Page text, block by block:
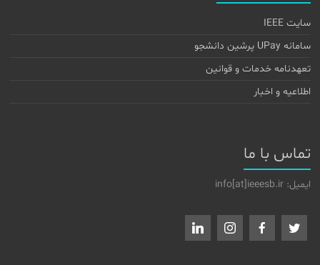
سایت IEEE
سامانه UPay پرشین دانشجو
تعهدنامه خدمات و قوانین
اطلاعیه و اخبار
تماس با ما
ایمیل: info[at]ieeesb.ir